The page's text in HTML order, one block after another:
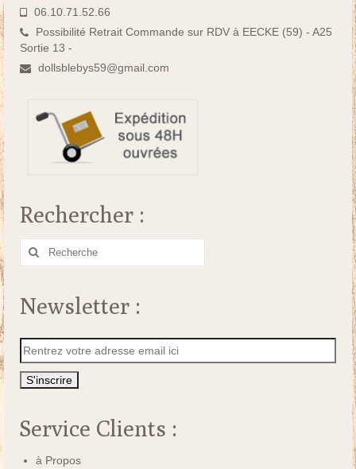
06.10.71.52.66
Possibilité Retrait Commande sur RDV à EECKE (59) - A25
Sortie 13 -
dollsblebys59@gmail.com
Rechercher :
Rechercher
Newsletter :
Service Clients :
à Propos